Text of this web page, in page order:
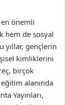
önemli
hem de sosyal
yıllar, gençlerin
kimliklerini
birçok
alanında
Yayınları,